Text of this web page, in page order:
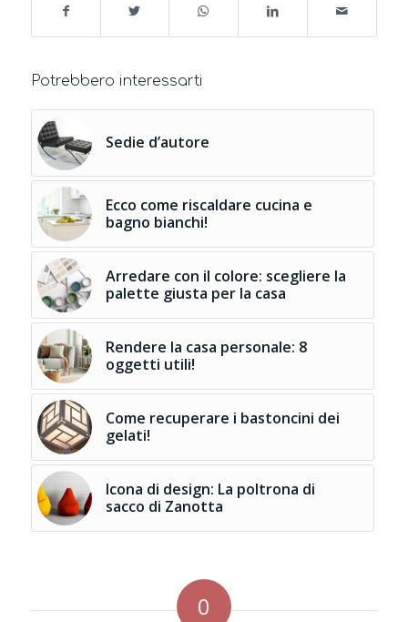
Potrebbero interessarti
Sedie d’autore
Ecco come riscaldare cucina e
bagno bianchi!
Arredare con il colore: scegliere la
palette giusta per la casa
Rendere la casa personale: 8
oggetti utili!
Come recuperare i bastoncini dei
gelati!
Icona di design: La poltrona di
sacco di Zanotta
0